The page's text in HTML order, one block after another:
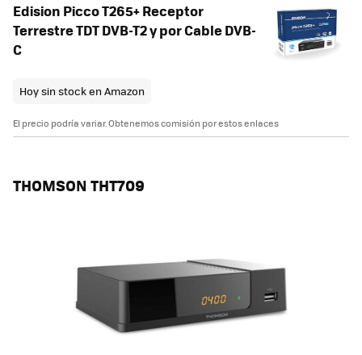
Edision Picco T265+ Receptor
Terrestre TDT DVB-T2 y por Cable DVB-
C
Hoy sin stock en Amazon
El precio podría variar. Obtenemos comisión por estos enlaces
THOMSON THT709